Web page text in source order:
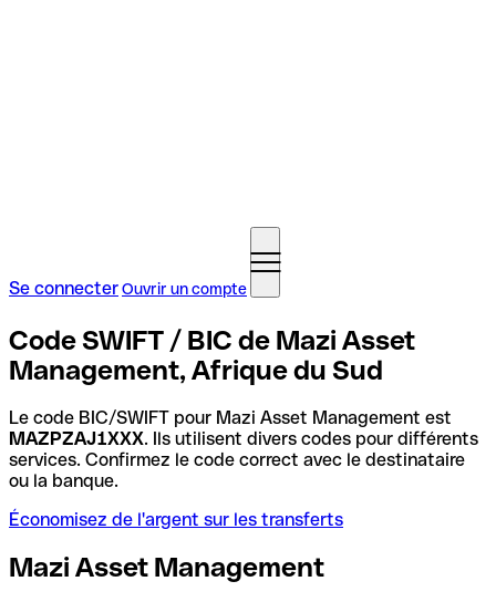
Se connecterOuvrir un compte
Code SWIFT / BIC de Mazi Asset
Management, Afrique du Sud
Le code BIC/SWIFT pour Mazi Asset Management est
MAZPZAJ1XXX. Ils utilisent divers codes pour différents
services. Confirmez le code correct avec le destinataire
ou la banque.
Économisez de l'argent sur les transferts
Mazi Asset Management